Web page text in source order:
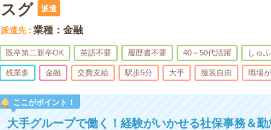
スグ
派遣
派遣先 業種：金融
既卒第二新卒OK 英語不要 履歴書不要 40～50代活躍 しゅ
残業多 金融 交費支給 駅歩5分 大手 服装自由 職場
ここがポイント！
大手グループで働く！経験がいかせる社保事務＆